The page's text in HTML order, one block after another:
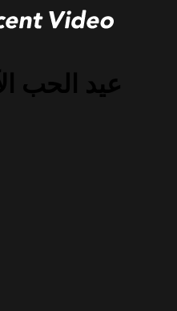
عيد الحب